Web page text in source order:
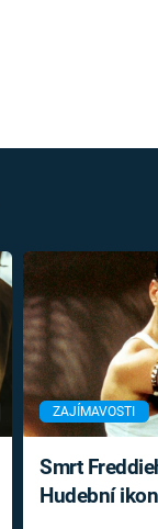
ZAJÍMAVOSTI
Smrt
Hudební